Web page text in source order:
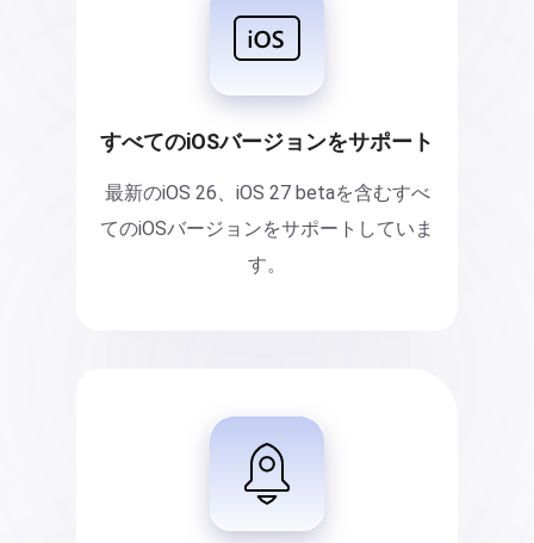
すべてのiOSバージョンをサポート
最新のiOS 26、iOS 27 betaを含むすべ
てのiOSバージョンをサポートしていま
す。